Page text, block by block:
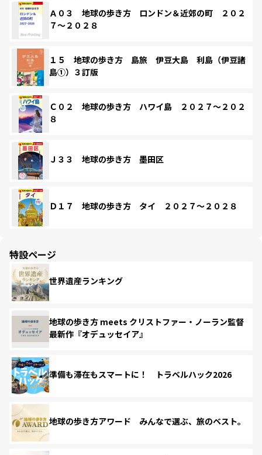
Ａ０３ 地球の歩き方 ロンドン＆近郊の町 ２０２
７～２０２８
１５ 地球の歩き方 島旅 伊豆大島 利島（伊豆諸
島①）３訂版
Ｃ０２ 地球の歩き方 ハワイ島 ２０２７～２０２
８
Ｊ３３ 地球の歩き方 墨田区
Ｄ１７ 地球の歩き方 タイ ２０２７～２０２８
特設ページ
世界遺産ランキング
地球の歩き方 meets クリストファー・ノーラン監督
最新作『オデュッセイア』
準備も滞在もスマートに！ トラベルハック2026
地球の歩き方アワード みんなで選ぶ、旅のベスト。